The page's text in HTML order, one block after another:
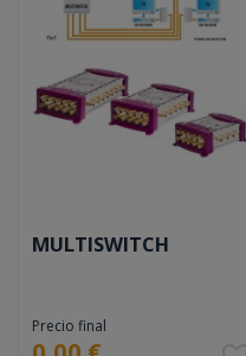
MULTISWITCH
Precio final